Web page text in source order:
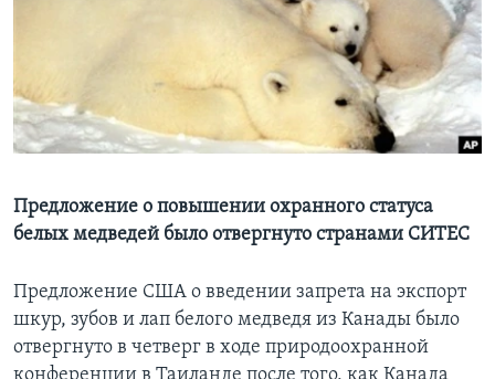
СОЦИАЛЬНЫЕ СЕТИ
Языки
Предложение о повышении охранного статуса
белых медведей было отвергнуто странами СИТЕС
Предложение США о введении запрета на экспорт
шкур, зубов и лап белого медведя из Канады было
отвергнуто в четверг в ходе природоохранной